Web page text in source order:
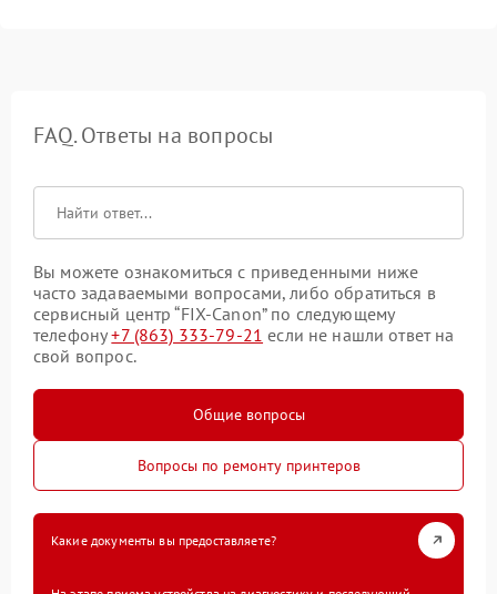
FAQ. Ответы на вопросы
Вы можете ознакомиться с приведенными ниже
часто задаваемыми вопросами, либо обратиться в
сервисный центр “FIX-Canon” по следующему
телефону+7 (863) 333-79-21 если не нашли ответ на
свой вопрос.
Общие вопросы
Вопросы по ремонту принтеров
Какие документы вы предоставляете?